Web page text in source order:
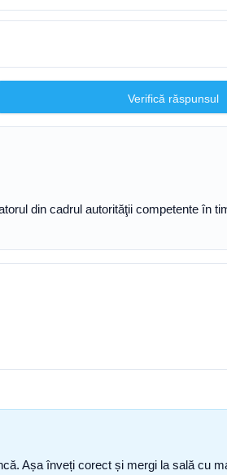
Verifică răspunsul
din cadrul autorităţii competente în
Așa înveți corect și mergi la sală cu